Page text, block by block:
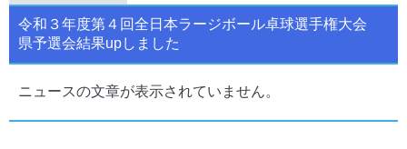
令和３年度第４回全日本ラージボール卓球選手権大会
県予選会結果upしました
ニュースの文章が表示されていません。